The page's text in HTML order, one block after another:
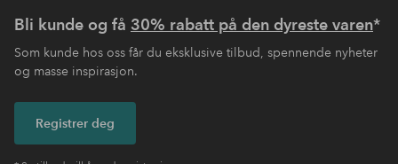
Bli kunde og få 30% rabatt på den dyreste varen*
Som kunde hos oss får du eksklusive tilbud, spennende nyheter
og masse inspirasjon.
Registrer deg